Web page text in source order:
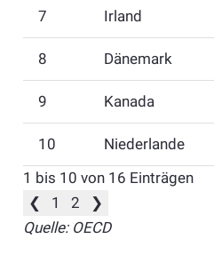
7 Irland
8 Dänemark
9 Kanada
10 Niederlande
1 bis 10 von 16 Einträgen
❮
1 2
❯
Quelle: OECD